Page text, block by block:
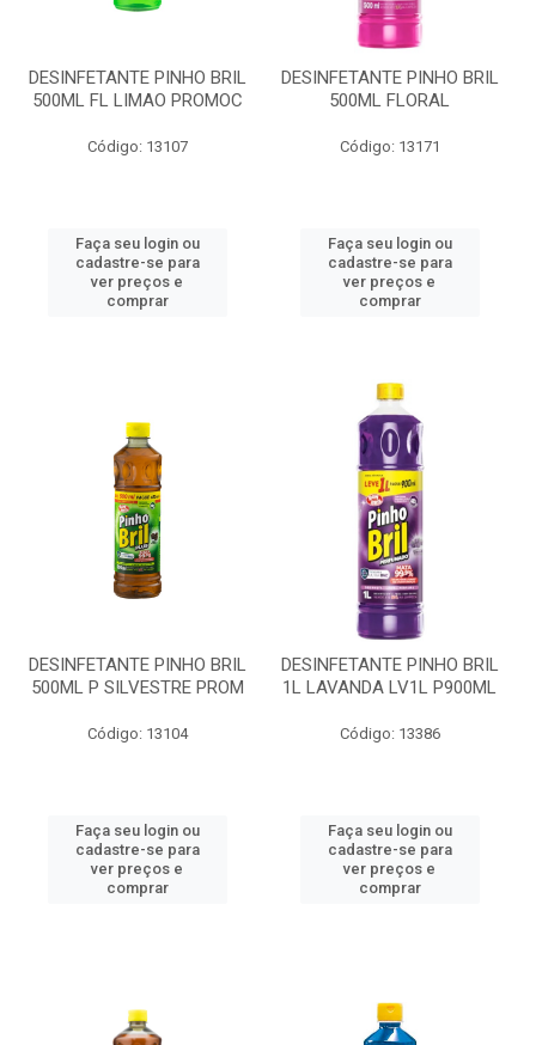
DESINFETANTE PINHO BRIL
500ML FL LIMAO PROMOC
Código: 13107
Faça seu login ou
cadastre-se para
ver preços e
comprar
DESINFETANTE PINHO BRIL
500ML FLORAL
Código: 13171
Faça seu login ou
cadastre-se para
ver preços e
comprar
DESINFETANTE PINHO BRIL
500ML P SILVESTRE PROM
Código: 13104
Faça seu login ou
cadastre-se para
ver preços e
comprar
DESINFETANTE PINHO BRIL
1L LAVANDA LV1L P900ML
Código: 13386
Faça seu login ou
cadastre-se para
ver preços e
comprar